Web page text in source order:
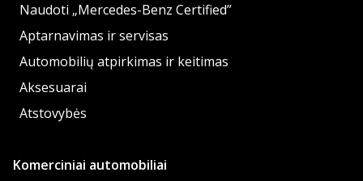
Naudoti „Mercedes-Benz Certified”
Aptarnavimas ir servisas
Automobilių atpirkimas ir keitimas
Aksesuarai
Atstovybės
Komerciniai automobiliai